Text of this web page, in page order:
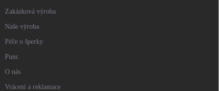
Zakázková výroba
Naše výroba
Péče o šperky
Punc
O nás
Vrácení a reklamace